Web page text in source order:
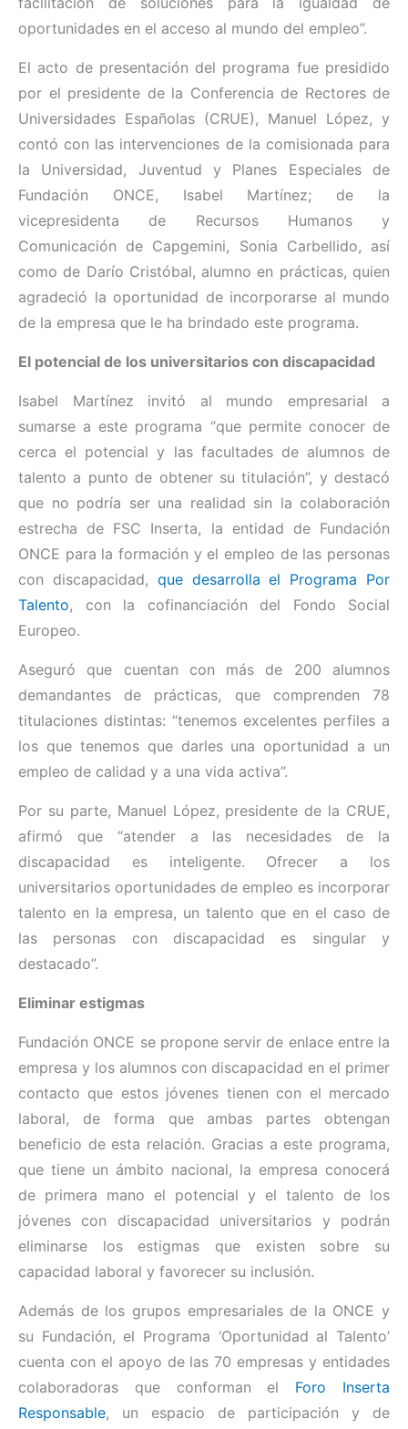
oportunidades en el acceso al mundo del empleo”.
El acto de presentación del programa fue presidido
por el presidente de la Conferencia de Rectores de
Universidades Españolas (CRUE), Manuel López, y
contó con las intervenciones de la comisionada para
la Universidad, Juventud y Planes Especiales de
Fundación ONCE, Isabel Martínez; de la
vicepresidenta de Recursos Humanos y
Comunicación de Capgemini, Sonia Carbellido, así
como de Darío Cristóbal, alumno en prácticas, quien
agradeció la oportunidad de incorporarse al mundo
de la empresa que le ha brindado este programa.
El potencial de los universitarios con discapacidad
Isabel Martínez invitó al mundo empresarial a
sumarse a este programa “que permite conocer de
cerca el potencial y las facultades de alumnos de
talento a punto de obtener su titulación”, y destacó
que no podría ser una realidad sin la colaboración
estrecha de FSC Inserta, la entidad de Fundación
ONCE para la formación y el empleo de las personas
con discapacidad, que desarrolla el Programa Por
Talento, con la cofinanciación del Fondo Social
Europeo.
Aseguró que cuentan con más de 200 alumnos
demandantes de prácticas, que comprenden 78
titulaciones distintas: “tenemos excelentes perfiles a
los que tenemos que darles una oportunidad a un
empleo de calidad y a una vida activa”.
Por su parte, Manuel López, presidente de la CRUE,
afirmó que “atender a las necesidades de la
discapacidad es inteligente. Ofrecer a los
universitarios oportunidades de empleo es incorporar
talento en la empresa, un talento que en el caso de
las personas con discapacidad es singular y
destacado”.
Eliminar estigmas
Fundación ONCE se propone servir de enlace entre la
empresa y los alumnos con discapacidad en el primer
contacto que estos jóvenes tienen con el mercado
laboral, de forma que ambas partes obtengan
beneficio de esta relación. Gracias a este programa,
que tiene un ámbito nacional, la empresa conocerá
de primera mano el potencial y el talento de los
jóvenes con discapacidad universitarios y podrán
eliminarse los estigmas que existen sobre su
capacidad laboral y favorecer su inclusión.
Además de los grupos empresariales de la ONCE y
su Fundación, el Programa ‘Oportunidad al Talento’
cuenta con el apoyo de las 70 empresas y entidades
colaboradoras que conforman el Foro Inserta
Responsable, un espacio de participación y de